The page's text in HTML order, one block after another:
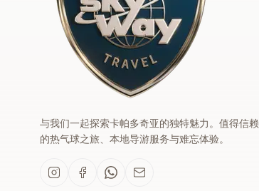
与我们一起探索卡帕多奇亚的独特魅力。值得信赖
的热气球之旅、本地导游服务与难忘体验。